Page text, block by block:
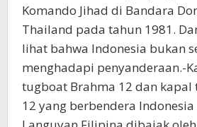
Komando Jihad di Bandara
Thailand pada tahun 1981.
lihat bahwa Indonesia bukan
menghadapi penyanderaan.-
tugboat Brahma 12 dan kapal
12 yang berbendera